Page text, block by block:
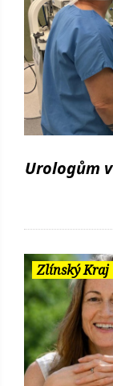
Urologům
Zlínský Kraj